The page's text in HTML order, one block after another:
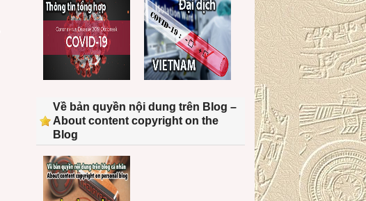
Về bản quyền nội dung trên Blog –
About content copyright on the
Blog